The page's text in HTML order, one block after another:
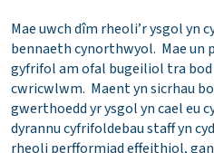
Mae uwch dîm rheoli’r ysgol yn
bennaeth cynorthwyol. Mae un
gyfrifol am ofal bugeiliol tra
cwricwlwm. Maent yn sicrhau
gwerthoedd yr ysgol yn cael eu
dyrannu cyfrifoldebau staff yn
rheoli perfformiad effeithiol,